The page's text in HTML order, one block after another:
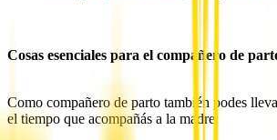
Cosas esenciales para el compañero de
Como compañero de parto también podes
el tiempo que acompañás a la madre: